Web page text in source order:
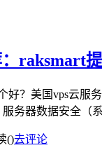
raksmart
好？美国vps云服
务器数据安全（
()去评论